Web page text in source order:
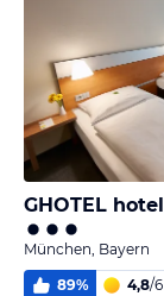
München, Bayern
89% 4,8/6